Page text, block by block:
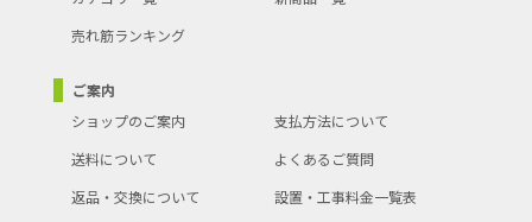
売れ筋ランキング
ご案内
ショップのご案内
支払方法について
送料について
よくあるご質問
返品・交換について
設置・工事料金一覧表